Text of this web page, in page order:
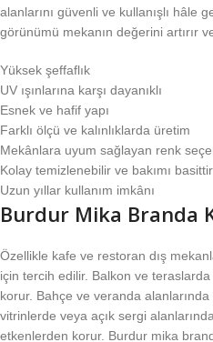
alanlarını güvenli ve kullanışlı hâle
görünümü mekanın değerini artırır
Yüksek şeffaflık
UV ışınlarına karşı dayanıklı
Esnek ve hafif yapı
Farklı ölçü ve kalınlıklarda üretim
Mekânlara uyum sağlayan renk
Kolay temizlenebilir ve bakımı basittir
Uzun yıllar kullanım imkânı
Burdur Mika Branda
Özellikle kafe ve restoran dış
için tercih edilir. Balkon ve teraslarda
korur. Bahçe ve veranda
vitrinlerde veya açık sergi
etkenlerden korur. Burdur mika